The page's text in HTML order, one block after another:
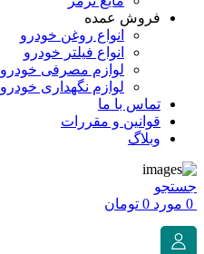
فروش عمده
انواع روغن خودرو
انواع فیلتر خودرو
لوازم مصرفی خودرو
لوازم نگهداری خودرو
تماس با ما
قوانین و مقررات
وبلاگ
جستجو
0 مورد 0 تومان